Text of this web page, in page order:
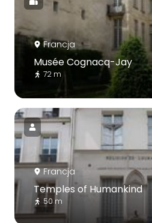
Francja
Musée Cognacq-Jay
72 m
Francja
Temples of Humankind
50 m